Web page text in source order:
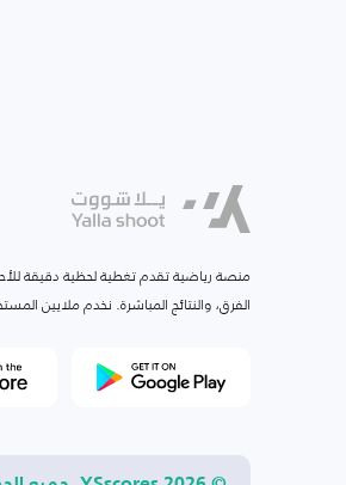
منصة رياضية تقدم تغطية لحظية دقيقة
الفرق، والنتائج المباشرة. نخدم ملايين